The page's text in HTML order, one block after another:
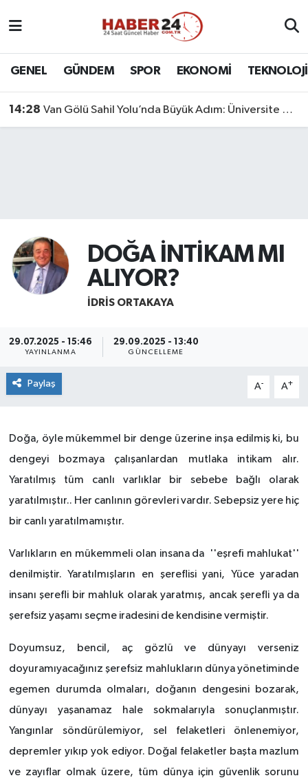
GENEL GÜNDEM SPOR EKONOMİ TEKNOLOJİ
14:28 Van Gölü Sahil Yolu’nda Büyük Adım: Üniversite Bağlantı Etabı Tamamlandı
DOĞA İNTİKAM MI
ALIYOR?
İDRIS ORTAKAYA
29.07.2025 - 15:46
YAYINLANMA
29.09.2025 - 13:40
GÜNCELLEME
Paylaş A- A+
Doğa, öyle mükemmel bir denge üzerine inşa edilmiş ki, bu
dengeyi bozmaya çalışanlardan mutlaka intikam alır.
Yaratılmış tüm canlı varlıklar bir sebebe bağlı olarak
yaratılmıştır.. Her canlının görevleri vardır. Sebepsiz yere hiç
bir canlı yaratılmamıştır.
Varlıkların en mükemmeli olan insana da ''eşrefi mahlukat''
denilmiştir. Yaratılmışların en şereflisi yani, Yüce yaradan
insanı şerefli bir mahluk olarak yaratmış, ancak şerefli ya da
şerefsiz yaşamı seçme iradesini de kendisine vermiştir.
Doyumsuz, bencil, aç gözlü ve dünyayı verseniz
doyuramıyacağınız şerefsiz mahlukların dünya yönetiminde
egemen durumda olmaları, doğanın dengesini bozarak,
dünyayı yaşanamaz hale sokmalarıyla sonuçlanmıştır.
Yangınlar söndürülemiyor, sel felaketleri önlenemiyor,
depremler yıkıp yok ediyor. Doğal felaketler başta mazlum
ve zayıflar olmak üzere, tüm dünya için güvenlik sorunu
Nöbetçi Eczaneler
Son Dakika Haberleri
Haber Arşivi